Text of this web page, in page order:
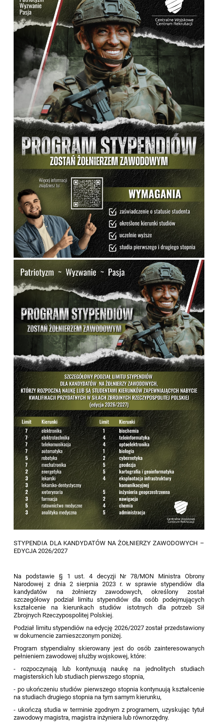
STYPENDIA DLA KANDYDATÓW NA ŻOŁNIERZY ZAWODOWYCH –
EDYCJA 2026/2027
Na podstawie § 1 ust. 4 decyzji Nr 78/MON Ministra Obrony
Narodowej z dnia 2 sierpnia 2023 r. w sprawie stypendiów dla
kandydatów na żołnierzy zawodowych, określony został
szczegółowy podział limitu stypendiów dla osób podejmujących
kształcenie na kierunkach studiów istotnych dla potrzeb Sił
Zbrojnych Rzeczypospolitej Polskiej.
Podział limitu stypendiów na edycję 2026/2027 został przedstawiony
w dokumencie zamieszczonym poniżej.
Program stypendialny skierowany jest do osób zainteresowanych
pełnieniem zawodowej służby wojskowej, które:
- rozpoczynają lub kontynuują naukę na jednolitych studiach
magisterskich lub studiach pierwszego stopnia,
- po ukończeniu studiów pierwszego stopnia kontynuują kształcenie
na studiach drugiego stopnia na tym samym kierunku,
- ukończą studia w terminie zgodnym z programem, uzyskując tytuł
zawodowy magistra, magistra inżyniera lub równorzędny.